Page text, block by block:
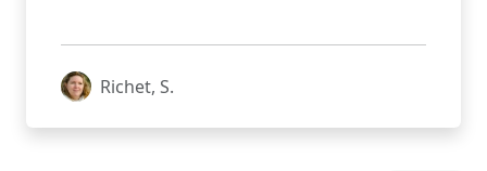
Richet, S.